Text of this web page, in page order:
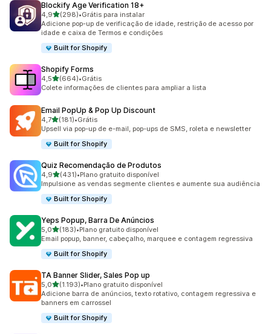
Blockify Age Verification 18+
4,9de 5 estrelas
(298)
298 avaliações ao todo
•Grátis para instalar
Adicione pop-up de verificação de idade, restrição de acesso por
idade e caixa de Termos e condições
Built for Shopify
Shopify Forms
4,5de 5 estrelas
(664)
664 avaliações ao todo
•Grátis
Colete informações de clientes para ampliar a lista
Email PopUp & Pop Up Discount
4,7de 5 estrelas
(181)
181 avaliações ao todo
•Grátis
Upsell via pop-up de e-mail, pop-ups de SMS, roleta e newsletter
Built for Shopify
Quiz Recomendação de Produtos
4,9de 5 estrelas
(431)
431 avaliações ao todo
•Plano gratuito disponível
Impulsione as vendas segmente clientes e aumente sua audiência
Built for Shopify
Yeps Popup, Barra De Anúncios
5,0de 5 estrelas
(183)
183 avaliações ao todo
•Plano gratuito disponível
Email popup, banner, cabeçalho, marquee e contagem regressiva
Built for Shopify
TA Banner Slider, Sales Pop up
5,0de 5 estrelas
(1.193)
1193 avaliações ao todo
•Plano gratuito disponível
Adicione barra de anúncios, texto rotativo, contagem regressiva e
banners em carrossel
Built for Shopify